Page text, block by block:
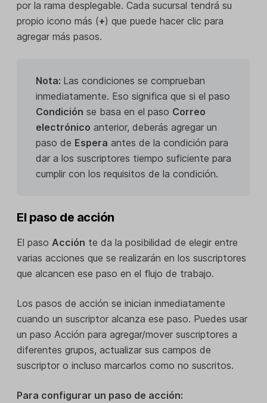
por la rama desplegable. Cada sucursal tendrá su
propio icono más (+) que puede hacer clic para
agregar más pasos.
Nota: Las condiciones se comprueban
inmediatamente. Eso significa que si el paso
Condición se basa en el paso Correo
electrónico anterior, deberás agregar un
paso de Espera antes de la condición para
dar a los suscriptores tiempo suficiente para
cumplir con los requisitos de la condición.
El paso de acción
El paso Acción te da la posibilidad de elegir entre
varias acciones que se realizarán en los suscriptores
que alcancen ese paso en el flujo de trabajo.
Los pasos de acción se inician inmediatamente
cuando un suscriptor alcanza ese paso. Puedes usar
un paso Acción para agregar/mover suscriptores a
diferentes grupos, actualizar sus campos de
suscriptor o incluso marcarlos como no suscritos.
Para configurar un paso de acción: